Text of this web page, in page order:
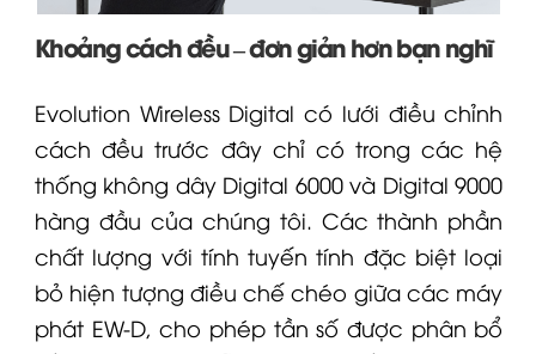
Khoảng cách đều – đơn giản hơn bạn nghĩ
cách đều trước đây chỉ có trong các hệ
thống không dâyDigital 6000và Digital 9000
hàng đầu của chúng tôi. Các thành phần
chất lượng với tính tuyến tính đặc biệt loại
bỏ hiện tượng điều chế chéo giữa các máy
phátEW-D, cho phép tần số được phân bổ
đều nhau sau mỗi 600 kHz. Điều này giúp